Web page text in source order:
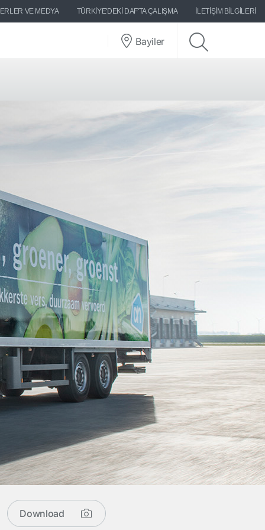
VE MEDYA TÜRKIYE'DEKI DAF'TA ÇALIŞMA İLETIŞIM BILGILERI
Bayiler
Download